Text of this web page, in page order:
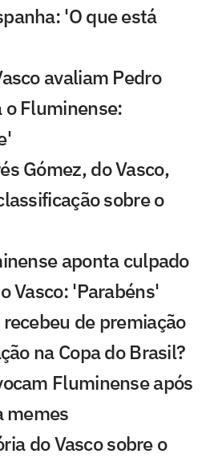
'O que está
avaliam Pedro
Fluminense:
Gómez, do Vasco,
sobre o
aponta culpado
Vasco: 'Parabéns'
de premiação
na Copa do Brasil?
Fluminense após
memes
do Vasco sobre o